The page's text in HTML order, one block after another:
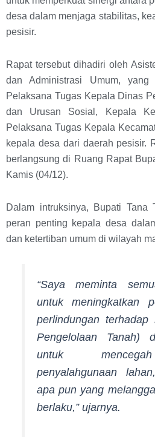
desa dalam menjaga stabilitas,
pesisir.
Rapat tersebut dihadiri oleh
dan Administrasi Umum,
Pelaksana Tugas Kepala Dinas
dan Urusan Sosial, Kepala
Pelaksana Tugas Kepala
kepala desa dari daerah pesisir.
berlangsung di Ruang Rapat
Kamis (04/12).
Dalam intruksinya, Bupati Tana
peran penting kepala desa
dan ketertiban umum di wilayah
“Saya meminta
untuk meningkatkan
perlindungan
Pengelolaan Tanah)
untuk
penyalahgunaan
apa pun yang
berlaku,” ujarnya.